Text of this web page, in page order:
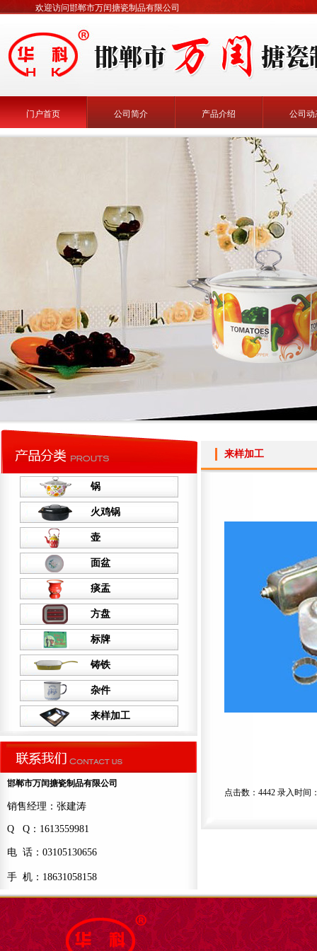
欢迎访问邯郸市万闰搪瓷制品有限公司
门户首页 公司简介 产品介绍 公司动
锅
火鸡锅
壶
面盆
痰盂
方盘
标牌
铸铁
杂件
来样加工
邯郸市万闰搪瓷制品有限公司
销售经理：张建涛
Q Q：1613559981
电 话：03105130656
手 机：18631058158
来样加工
点击数：4442 录入时间